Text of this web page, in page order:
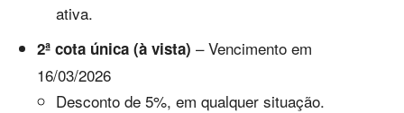
ativa.
2ª cota única (à vista) – Vencimento em
16/03/2026
Desconto de 5%, em qualquer situação.